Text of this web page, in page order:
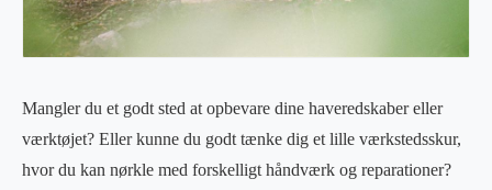
Mangler du et godt sted at opbevare dine haveredskaber eller
værktøjet? Eller kunne du godt tænke dig et lille værkstedsskur,
hvor du kan nørkle med forskelligt håndværk og reparationer?